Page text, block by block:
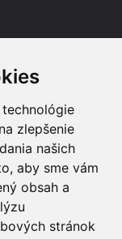
zlepšenie
našich
aby sme vám
obsah a
stránok
Zlín